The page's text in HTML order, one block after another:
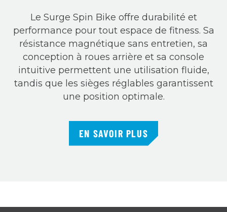
Le Surge Spin Bike offre durabilité et
performance pour tout espace de fitness. Sa
résistance magnétique sans entretien, sa
conception à roues arrière et sa console
intuitive permettent une utilisation fluide,
tandis que les sièges réglables garantissent
une position optimale.
EN SAVOIR PLUS